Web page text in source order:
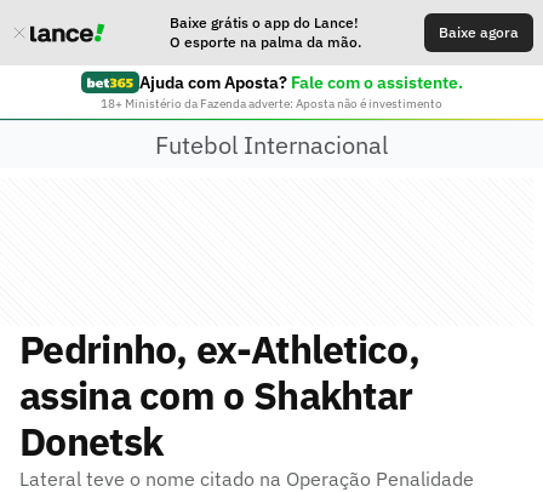
Baixe grátis o app do Lance!
O esporte na palma da mão.
Baixe agora
Ajuda com Aposta? Fale com o assistente.
18+ Ministério da Fazenda adverte: Aposta não é investimento
Futebol Internacional
Pedrinho, ex-Athletico,
assina com o Shakhtar
Donetsk
Lateral teve o nome citado na Operação Penalidade